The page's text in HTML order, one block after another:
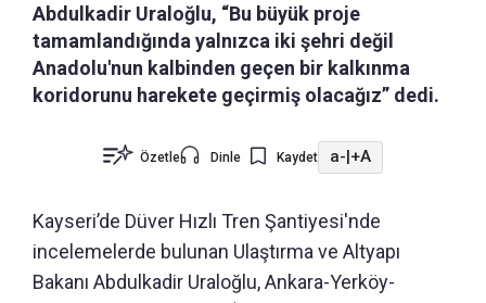
Abdulkadir Uraloğlu, “Bu büyük proje
tamamlandığında yalnızca iki şehri değil
Anadolu'nun kalbinden geçen bir kalkınma
koridorunu harekete geçirmiş olacağız” dedi.
Özetle Dinle Kaydet a- +A
Kayseri’de Düver Hızlı Tren Şantiyesi'nde
incelemelerde bulunan Ulaştırma ve Altyapı
Bakanı Abdulkadir Uraloğlu, Ankara-Yerköy-